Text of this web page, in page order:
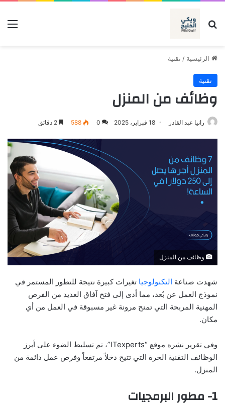
بحث عن
الرئيسية / تقنية
تقنية
وظائف من المنزل
رانيا عبد القادر 18 فبراير، 2025 0
588
وظائف من المنزل
شهدت صناعة التكنولوجيا تغيرات كبيرة نتيجة للتطور المستمر في
نموذج العمل عن بُعد، مما أدى إلى فتح آفاق العديد من الفرص
المهنية المربحة التي تمنح مرونة غير مسبوقة في العمل من أي
مكان.
وفي تقرير نشره موقع “ITexperts”، تم تسليط الضوء على أبرز
الوظائف التقنية الحرة التي تتيح دخلاً مرتفعاً وفرص عمل دائمة من
المنزل.
1- مطور البرمجيات